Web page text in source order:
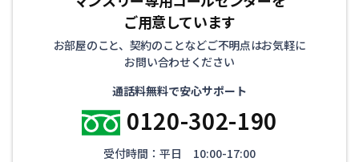
ご用意しています
お部屋のこと、契約のことなどご不明点はお気軽に
お問い合わせください
通話料無料で安心サポート
0120-302-190
受付時間：平日 10:00-17:00